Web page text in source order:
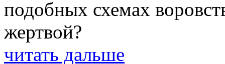
подобных схемах
жертвой?
читать дальше